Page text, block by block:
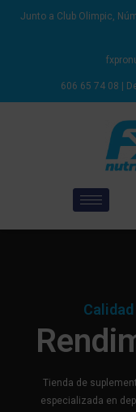
Junto a Club Olimpic,
606 65 74 08 |
Tienda de
especializada en